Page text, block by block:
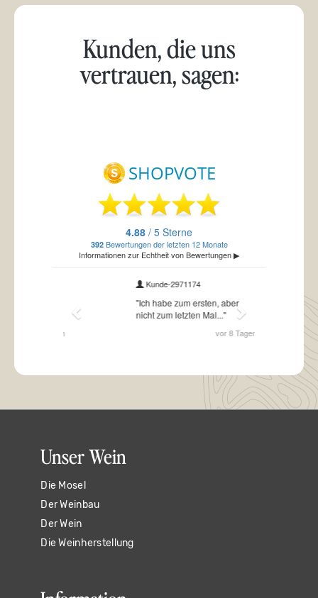
Kunden, die uns
vertrauen, sagen:
Unser Wein
Die Mosel
Der Weinbau
Der Wein
Die Weinherstellung